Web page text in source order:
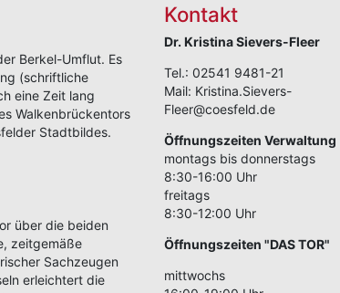
Berkel-Umflut. Es
(schriftliche
eine Zeit lang
Walkenbrückentors
Stadtbildes.
über die beiden
zeitgemäße
Sachzeugen
erleichtert die
Kontakt
Dr. Kristina Sievers-Fleer
Tel.: 02541 9481-21
Mail: Kristina.Sievers-
Fleer@coesfeld.de
Öffnungszeiten Verwaltung
montags bis donnerstags
8:30-16:00 Uhr
freitags
8:30-12:00 Uhr
Öffnungszeiten "DAS TOR"
mittwochs